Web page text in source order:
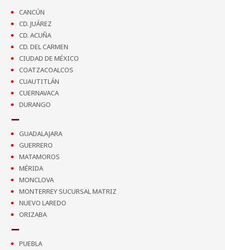
CANCÚN
CD. JUÁREZ
CD. ACUÑA
CD. DEL CARMEN
CIUDAD DE MÉXICO
COATZACOALCOS
CUAUTITLÁN
CUERNAVACA
DURANGO
GUADALAJARA
GUERRERO
MATAMOROS
MÉRIDA
MONCLOVA
MONTERREY SUCURSAL MATRIZ
NUEVO LAREDO
ORIZABA
PUEBLA